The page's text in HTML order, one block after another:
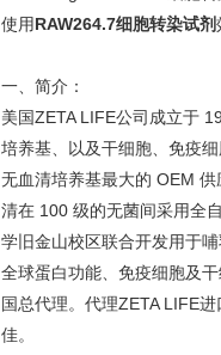
使用RAW264.7细胞转染试剂
一、简介：
美国ZETA LIFE公司成立于
培养基、以及干细胞、免疫
无血清培养基最大的 OEM
清在 100 级的无菌间采用全
学旧金山校区联合开发用于
全球蛋白功能、免疫细胞及
国总代理。代理ZETA LIFE
佳。